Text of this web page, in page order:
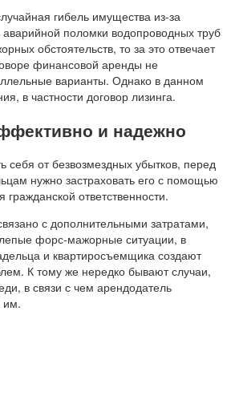
гибель имущества из-за
поломки водопроводных труб
обстоятельств, то за это отвечает
финансовой аренды не
варианты. Однако в данном
в частности договор лизинга.
и надежно
себя от безвозмездных убытков, перед
нужно застраховать его с помощью
гражданской ответственности.
с дополнительными затратами,
форс-мажорные ситуации, в
и квартиросъемщика создают
К тому же нередко бывают случаи,
в связи с чем арендодатель
им.